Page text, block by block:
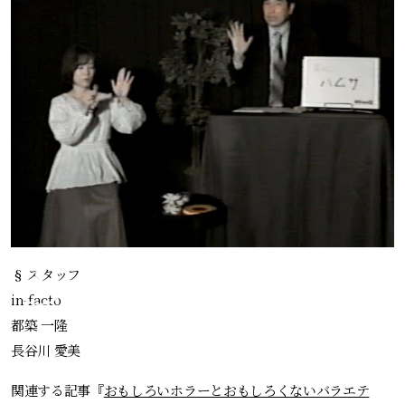
§ スタッフ
in-facto
都築 一隆
長谷川 愛美
関連する記事『おもしろいホラーとおもしろくないバラエテ